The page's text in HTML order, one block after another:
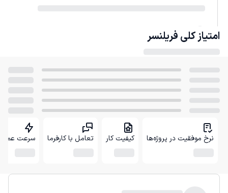
امتیاز کلی فریلنسر
نرخ موفقیت در پروژه‌ها کیفیت کار تعامل با کارفرما سرعت عمل